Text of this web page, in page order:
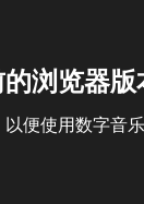
浏览器版
便使用数字音乐